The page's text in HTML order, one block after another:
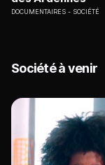
DOCUMENTAIRES SOCIÉTÉ
Société à venir